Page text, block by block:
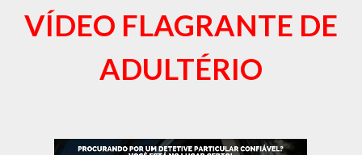
VÍDEO FLAGRANTE DE
ADULTÉRIO